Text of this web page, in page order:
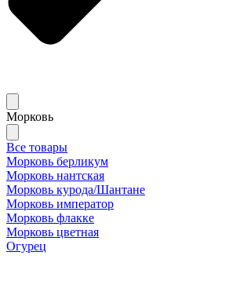
Морковь
Все товары
Морковь берликум
Морковь нантская
Морковь курода/Шантане
Морковь император
Морковь флакке
Морковь цветная
Огурец